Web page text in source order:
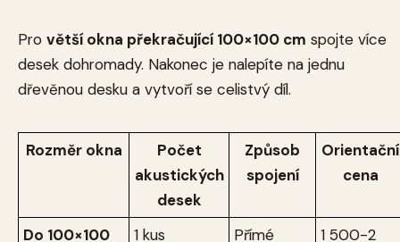
Pro větší okna překračující 100×100 cm spojte více
desek dohromady. Nakonec je nalepíte na jednu
dřevěnou desku a vytvoří se celistvý díl.
Rozměr okna
Počet
akustických
desek
Způsob
spojení
Orientační
cena
Do 100×100
1 kus
Přímé
1 500-2